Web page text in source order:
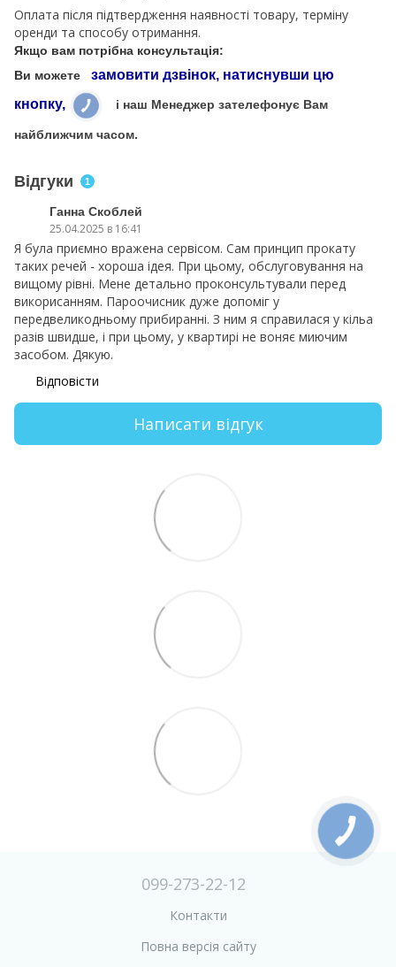
Оплата після підтвердження наявності товару, терміну
оренди та способу отримання.
Якщо вам потрібна консультація:
Ви можете
замовити дзвінок, натиснувши цю
кнопку,
і наш Менеджер зателефонує Вам
найближчим часом.
Відгуки 1
Ганна Скоблей
25.04.2025 в 16:41
Я була приємно вражена сервісом. Сам принцип прокату
таких речей - хороша ідея. При цьому, обслуговування на
вищому рівні. Мене детально проконсультували перед
викорисанням. Пароочисник дуже допоміг у
передвеликодньому прибиранні. З ним я справилася у кільа
разів швидше, і при цьому, у квартирі не воняє миючим
засобом. Дякую.
Відповісти
Написати відгук
099-273-22-12
Контакти
Повна версія сайту